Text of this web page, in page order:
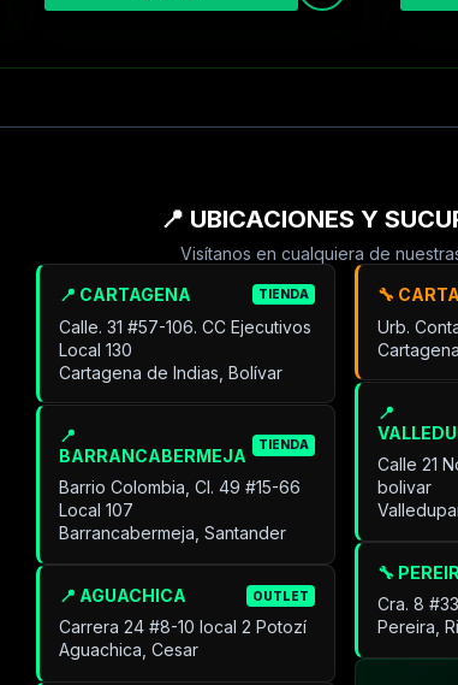
📍 UBICACIONES Y
Visítanos en cualquiera de
📍 CARTAGENA TIENDA
Calle. 31 #57-106. CC Ejecutivos
Local 130
Cartagena de Indias, Bolívar
📍
BARRANCABERMEJA
TIENDA
Barrio Colombia, Cl. 49 #15-66
Local 107
Barrancabermeja, Santander
📍 AGUACHICA OUTLET
Carrera 24 #8-10 local 2 Potozí
Aguachica, Cesar
🔧
Urb.
📍
Calle 21
bolivar
🔧
Cra. 8
Pereira,